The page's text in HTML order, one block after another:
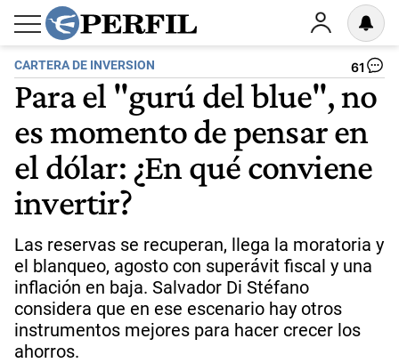
CARTERA DE INVERSION 61
Para el "gurú del blue", no
es momento de pensar en
el dólar: ¿En qué conviene
invertir?
Las reservas se recuperan, llega la moratoria y
el blanqueo, agosto con superávit fiscal y una
inflación en baja. Salvador Di Stéfano
considera que en ese escenario hay otros
instrumentos mejores para hacer crecer los
ahorros.